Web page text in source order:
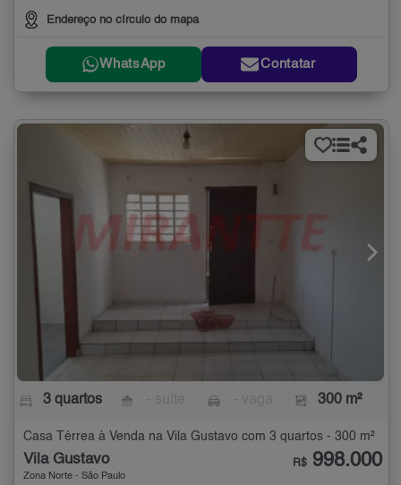
Endereço no círculo do mapa
WhatsApp Contatar
3 quartos 300 m²
Casa Térrea à Venda na Vila Gustavo com 3 quartos - 300 m²
Vila Gustavo
Zona Norte - São Paulo
R$ 998.000